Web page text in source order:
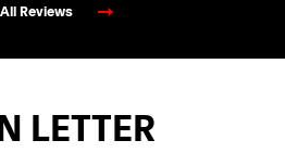
All Reviews
LETTER